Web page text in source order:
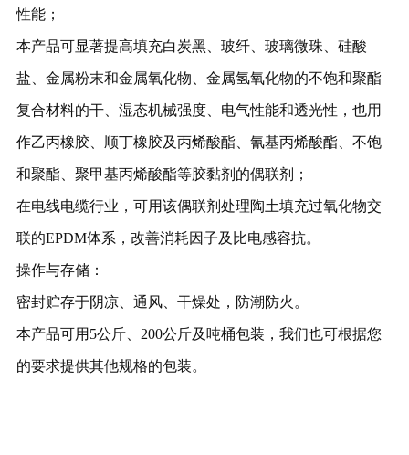
性能；
本产品可显著提高填充白炭黑、玻纤、玻璃微珠、硅酸
盐、金属粉末和金属氧化物、金属氢氧化物的不饱和聚酯
复合材料的干、湿态机械强度、电气性能和透光性，也用
作乙丙橡胶、顺丁橡胶及丙烯酸酯、氰基丙烯酸酯、不饱
和聚酯、聚甲基丙烯酸酯等胶黏剂的偶联剂；
在电线电缆行业，可用该偶联剂处理陶土填充过氧化物交
联的EPDM体系，改善消耗因子及比电感容抗。
操作与存储：
密封贮存于阴凉、通风、干燥处，防潮防火。
本产品可用 5公斤、 200公斤及吨桶包装，我们也可根据您
的要求提供其他规格的包装。